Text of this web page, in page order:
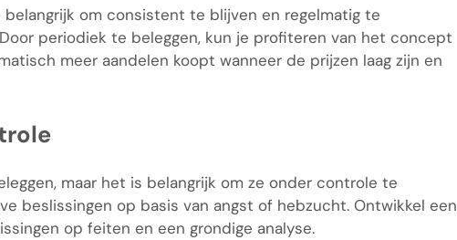
om consistent te blijven en regelmatig te
periodiek te beleggen, kun je profiteren van het concept
meer aandelen koopt wanneer de prijzen laag zijn en
maar het is belangrijk om ze onder controle te
beslissingen op basis van angst of hebzucht. Ontwikkel een
op feiten en een grondige analyse.